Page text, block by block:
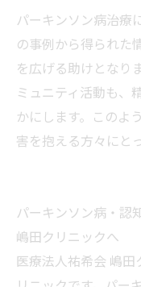
パーキンソン病治療
の事例から得られた
を広げる助けとなり
ミュニティ活動も、
かにします。このよ
害を抱える方々にと
パーキンソン病・認
嶋田クリニックへ
医療法人祐希会 嶋